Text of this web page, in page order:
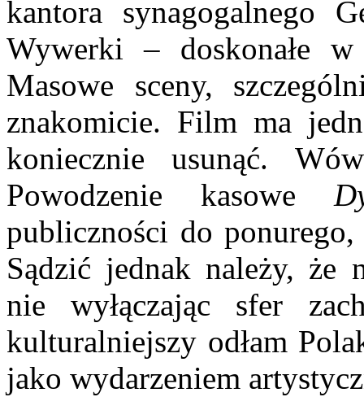
kantora synagogalnego
Wywerki – doskonałe
Masowe sceny,
znakomicie. Film ma
koniecznie usunąć.
Powodzenie kasowe
publiczności do ponurego,
Sądzić jednak należy, że
nie wyłączając sfer
kulturalniejszy odłam
jako wydarzeniem